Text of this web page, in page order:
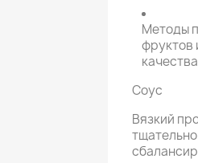
Методы
фруктов
Соус
Вязкий